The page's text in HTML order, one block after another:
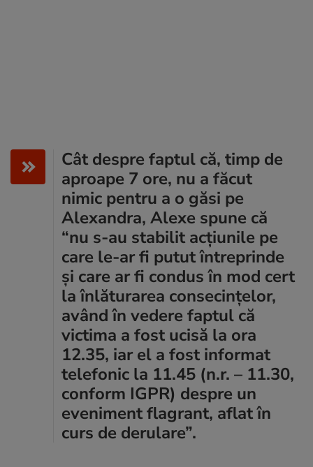
Cât despre faptul că, timp de
aproape 7 ore, nu a făcut
nimic pentru a o găsi pe
Alexandra, Alexe spune că
“nu s-au stabilit acțiunile pe
care le-ar fi putut întreprinde
și care ar fi condus în mod cert
la înlăturarea consecințelor,
având în vedere faptul că
victima a fost ucisă la ora
12.35, iar el a fost informat
telefonic la 11.45 (n.r. – 11.30,
conform IGPR) despre un
eveniment flagrant, aflat în
curs de derulare”.